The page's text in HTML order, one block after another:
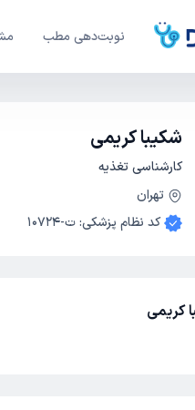
نوبت‌دهی مطب
شکیبا کریمی
کارشناسی تغذیه
تهران
کد نظام پزشکی:ت-10724
کریمی